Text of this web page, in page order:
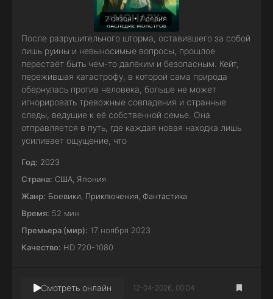
2 сезон • 7 серия
После разрушительного шторма, оставившего за собой
лишь руины и невыносимые вопросы, прошлое
перестаёт быть чем-то далёким и безопасным. Кейт,
пережившая катастрофу, в которой сама природа
обернулась против человека, больше не может
игнорировать тревожные совпадения и странные
следы, ведущие к её собственной семье. Она
отправляется в путь, где каждая новая находка лишь
усиливает ощущение, что
Год: 2023
Страна: США Япония
Жанр: Боевики Приключения Фантастика
Время: 52 мин
Премьера (мир): 17 ноября 2023
Качество: HD 720-1080
Смотреть онлайн 12-04-2026, 00:04